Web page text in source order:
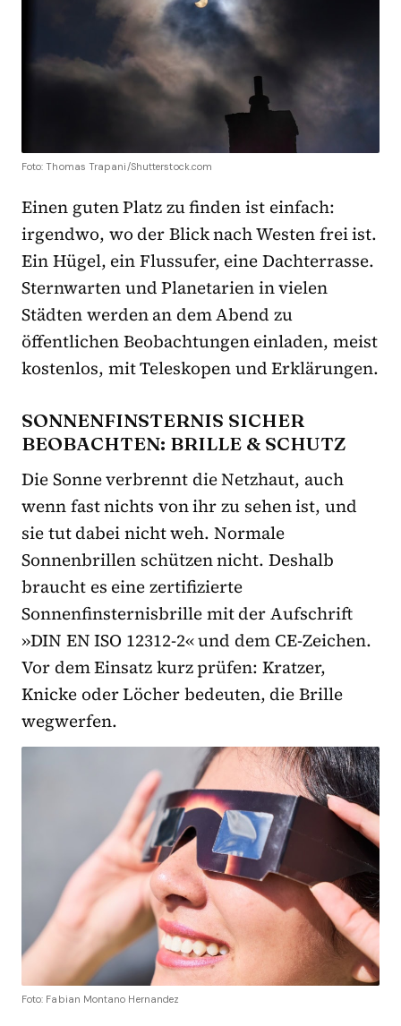
Foto: Thomas Trapani/Shutterstock.com
Einen guten Platz zu finden ist einfach:
irgendwo, wo der Blick nach Westen frei ist.
Ein Hügel, ein Flussufer, eine Dachterrasse.
Sternwarten und Planetarien in vielen
Städten werden an dem Abend zu
öffentlichen Beobachtungen einladen, meist
kostenlos, mit Teleskopen und Erklärungen.
SONNENFINSTERNIS SICHER
BEOBACHTEN: BRILLE & SCHUTZ
Die Sonne verbrennt die Netzhaut, auch
wenn fast nichts von ihr zu sehen ist, und
sie tut dabei nicht weh. Normale
Sonnenbrillen schützen nicht. Deshalb
braucht es eine zertifizierte
Sonnenfinsternisbrille mit der Aufschrift
»DIN EN ISO 12312-2« und dem CE-Zeichen.
Vor dem Einsatz kurz prüfen: Kratzer,
Knicke oder Löcher bedeuten, die Brille
wegwerfen.
Foto: Fabian Montano Hernandez